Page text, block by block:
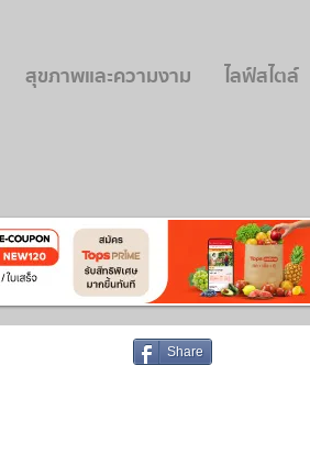
สุขภาพและความงาม ไลฟ์สไตล์
Share